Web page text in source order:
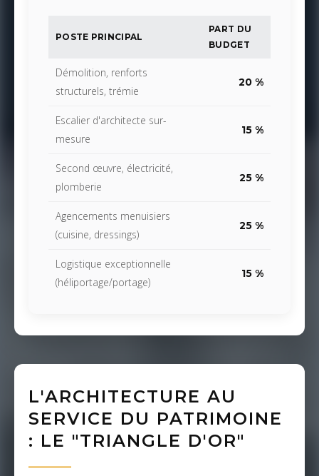
POSTE PRINCIPAL
PART DU
BUDGET
Démolition, renforts
structurels, trémie
20 %
Escalier d'architecte sur-
mesure
15 %
Second œuvre, électricité,
plomberie
25 %
Agencements menuisiers
(cuisine, dressings)
25 %
Logistique exceptionnelle
(héliportage/portage)
15 %
L'ARCHITECTURE AU
SERVICE DU PATRIMOINE
: LE "TRIANGLE D'OR"